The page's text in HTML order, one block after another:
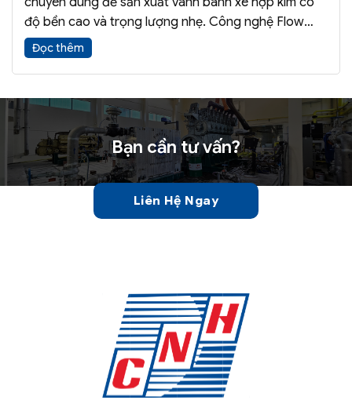
độ bền cao và trọng lượng nhẹ. Công nghệ Flow
Forming giúp cải thiện cơ tính vật liệu, tăng độ bền
và độ chính xác của sản phẩm.
Đọc thêm
Bạn cần tư vấn?
Liên Hệ Ngay